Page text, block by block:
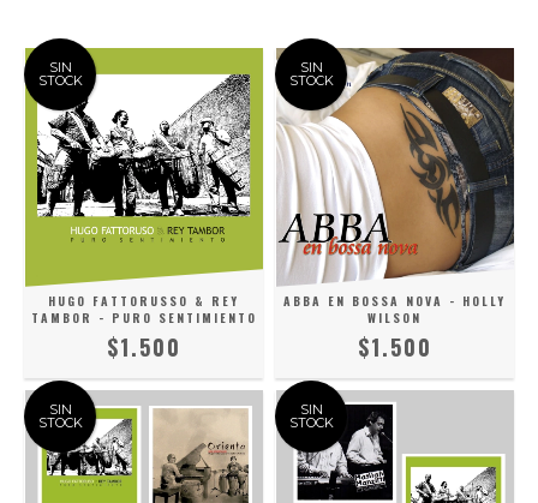
SIN
STOCK
HUGO FATTORUSSO & REY
TAMBOR - PURO SENTIMIENTO
$1.500
SIN
STOCK
ABBA EN BOSSA NOVA - HOLLY
WILSON
$1.500
SIN
STOCK
SIN
STOCK